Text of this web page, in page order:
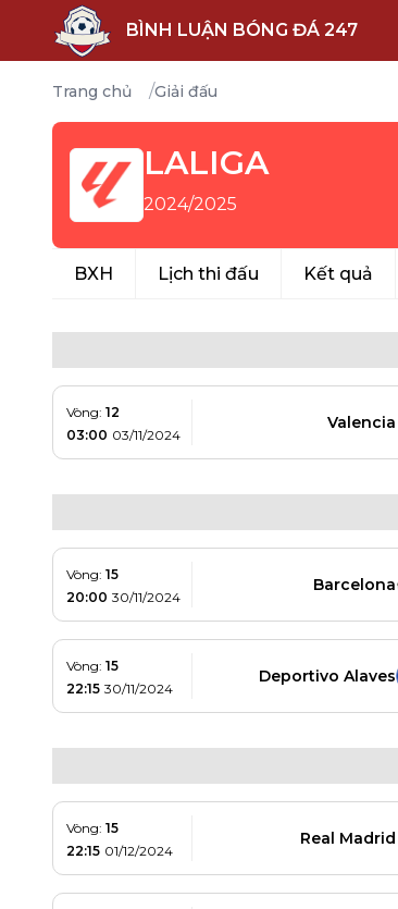
BÌNH LUẬN BÓNG ĐÁ 247
Trang chủ /Giải đấu
LALIGA
2024/2025
BXH Lịch thi đấu Kết quả
Vòng: 12
03:00 03/11/2024
Valencia
Vòng: 15
20:00 30/11/2024
Barcelona
Vòng: 15
22:15 30/11/2024
Deportivo Alaves
Vòng: 15
22:15 01/12/2024
Real Madrid